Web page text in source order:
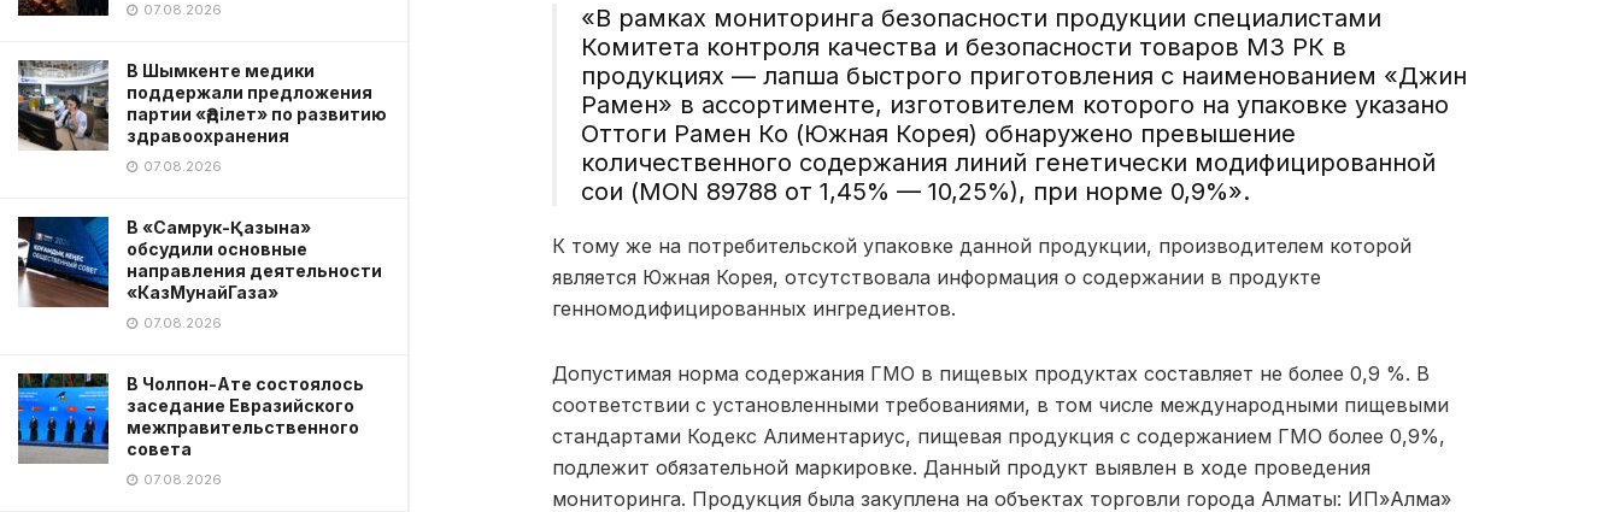
07.08.2026
В Шымкенте медики
поддержали предложения
партии «Әділет» по развитию
здравоохранения
07.08.2026
В «Самрук-Қазына»
обсудили основные
направления деятельности
«КазМунайГаза»
07.08.2026
В Чолпон-Ате состоялось
заседание Евразийского
межправительственного
совета
07.08.2026
«В рамках мониторинга безопасности продукции специалистами
Комитета контроля качества и безопасности товаров МЗ РК в
продукциях — лапша быстрого приготовления с наименованием «Джин
Рамен» в ассортименте, изготовителем которого на упаковке указано
Оттоги Рамен Ко (Южная Корея) обнаружено превышение
количественного содержания линий генетически модифицированной
сои (MON 89788 от 1,45% — 10,25%), при норме 0,9%».
К тому же на потребительской упаковке данной продукции, производителем которой
является Южная Корея, отсутствовала информация о содержании в продукте
генномодифицированных ингредиентов.
Допустимая норма содержания ГМО в пищевых продуктах составляет не более 0,9 %. В
соответствии с установленными требованиями, в том числе международными пищевыми
стандартами Кодекс Алиментариус, пищевая продукция с содержанием ГМО более 0,9%,
подлежит обязательной маркировке. Данный продукт выявлен в ходе проведения
мониторинга. Продукция была закуплена на объектах торговли города Алматы: ИП»Алма»